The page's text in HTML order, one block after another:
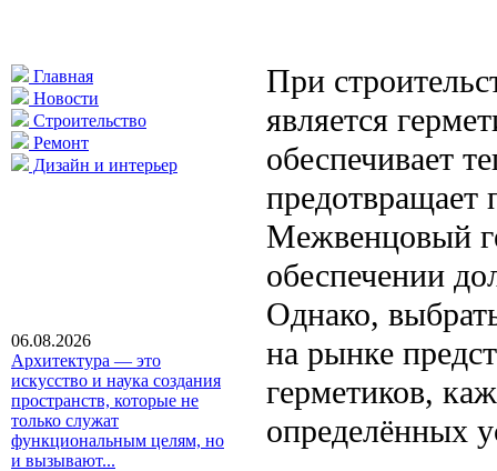
Главная
Новости
Строительство
Ремонт
Дизайн и интерьер
06.08.2026
Архитектура — это
искусство и наука создания
пространств, которые не
только служат
функциональным целям, но
и вызывают...
При
является
обеспечивает
предотвращает
Межвенцовый
обеспечении
Однако,
на рынке
герметиков,
определённых